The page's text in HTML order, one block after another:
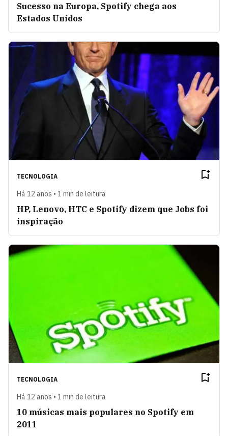
Sucesso na Europa, Spotify chega aos
Estados Unidos
TECNOLOGIA
Há 12 anos • 1 min de leitura
HP, Lenovo, HTC e Spotify dizem que Jobs foi
inspiração
TECNOLOGIA
Há 12 anos • 1 min de leitura
10 músicas mais populares no Spotify em
2011